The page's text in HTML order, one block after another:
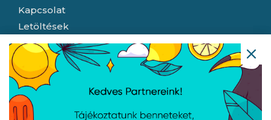
Kapcsolat
Letöltések
Gyártóink
Információ
Általános szerződési feltételek
Adatkezelési tájékoztató